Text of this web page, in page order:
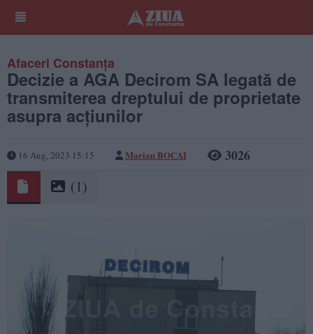
Afaceri Constanța
Decizie a AGA Decirom SA legată de
transmiterea dreptului de proprietate
asupra acţiunilor
16 Aug, 2023 15:15 Marian BOCAI 3026
(1)